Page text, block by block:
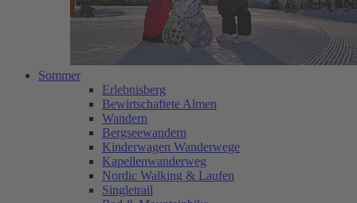
Sommer
Erlebnisberg
Bewirtschaftete Almen
Wandern
Bergseewandern
Kinderwagen Wanderwege
Kapellenwanderweg
Nordic Walking & Laufen
Singletrail